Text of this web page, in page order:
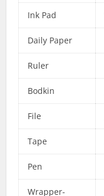
Ink Pad
Daily Paper
Ruler
Bodkin
File
Tape
Pen
Wrapper-